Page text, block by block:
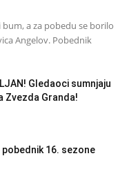
a za pobedu se borilo
Angelov. Pobednik
Gledaoci sumnjaju
Zvezda Granda!
16. sezone